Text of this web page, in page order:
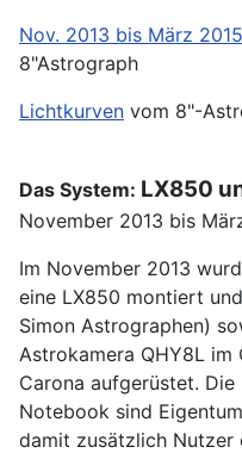
Nov. 2013 bis März 2015
8"Astrograph
Lichtkurven vom 8"-
Das System: LX850
November 2013 bis
Im November 2013
eine LX850 montiert
Simon Astrographen)
Astrokamera QHY8L
Carona aufgerüstet.
Notebook sind
damit zusätzlich Nutzer